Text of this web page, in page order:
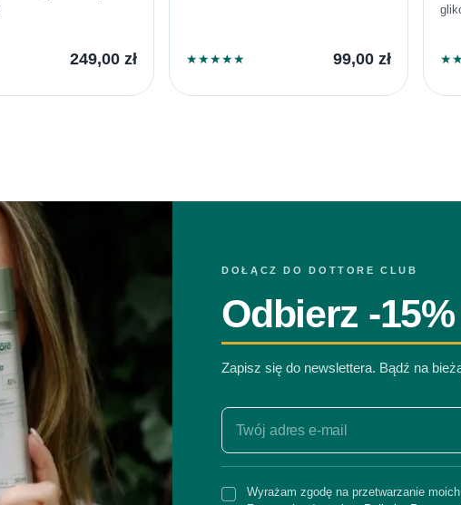
249,00zł ★★★★★ 99,00zł ★
DOŁĄCZ DO DOTTORE CLUB
Odbierz -
Zapisz się do newslettera. Bądź na
Wyrażam zgodę na przetwarzanie